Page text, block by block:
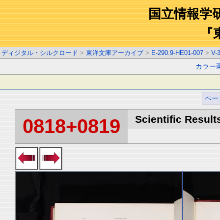
国立情報学
『
ディジタル・シルクロード > 東洋文庫アーカイブ > E-290.9-HE01-007 > V-3
カラー
ペー
0818+0819 Scientific